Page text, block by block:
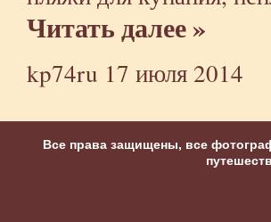
Читать далее »
kp74ru 17 июля 2014
Все права защищены, все